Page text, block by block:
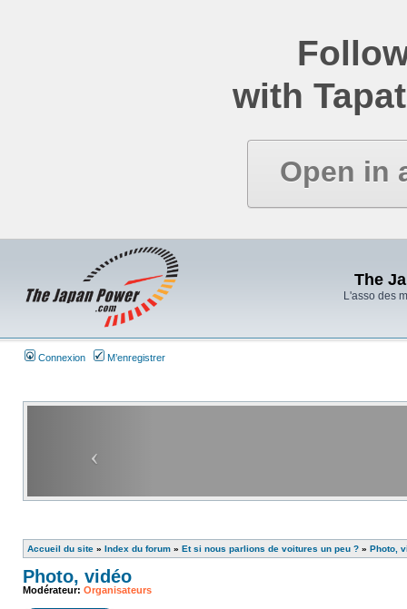
with
Open in
The
L'asso des
Connexion M’enregistrer
Accueil du site » Index du forum » Et si nous parlions de voitures un peu ? » Photo,
Photo, vidéo
Modérateur: Organisateurs